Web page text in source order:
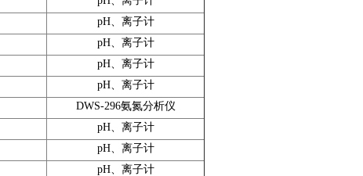
pH、离子计
pH、离子计
pH、离子计
pH、离子计
DWS-296氨氮分析仪
pH、离子计
pH、离子计
pH、离子计